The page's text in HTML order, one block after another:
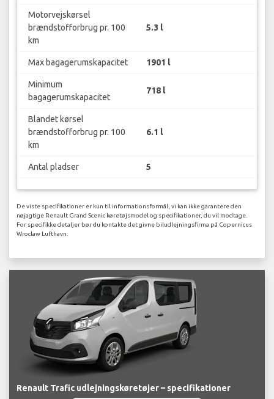
Motorvejskørsel
brændstofforbrug pr. 100
km
5.3 l
Max bagagerumskapacitet 1901 l
Minimum
bagagerumskapacitet
718 l
Blandet kørsel
brændstofforbrug pr. 100
km
6.1 l
Antal pladser 5
De viste specifikationer er kun til informationsformål, vi kan ikke garantere den
nøjagtige Renault Grand Scenic køretøjsmodel og specifikationer, du vil modtage.
For specifikke detaljer bør du kontakte det givne biludlejningsfirma på Copernicus
Wroclaw Lufthavn.
Renault Trafic udlejningskøretøjer – specifikationer